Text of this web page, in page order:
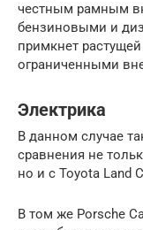
честным рамным
бензиновыми и
примкнет
ограниченными
Электрика
В данном случае
сравнения не
но и с Toyota Land
В том же Porsche